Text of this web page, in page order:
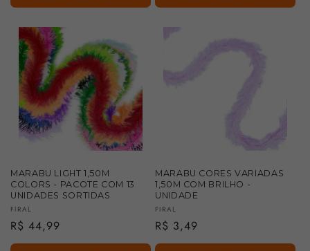
MARABU LIGHT 1,50M
COLORS - PACOTE COM 13
UNIDADES SORTIDAS
Fornecedor:
FIRAL
Preço
normal
R$ 44,99
MARABU CORES VARIADAS
1,50M COM BRILHO -
UNIDADE
Fornecedor:
FIRAL
Preço
normal
R$ 3,49